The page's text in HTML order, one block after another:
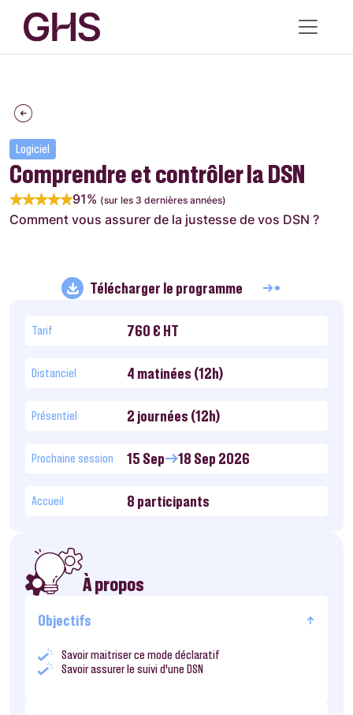
Logiciel
Comprendre et contrôler la DSN
91% (sur les 3 dernières années)
Comment vous assurer de la justesse de vos DSN ?
Télécharger le programme
Tarif 760 € HT
Distanciel 4 matinées (12h)
Présentiel 2 journées (12h)
Prochaine session 15 Sep 18 Sep 2026
Accueil 8 participants
À propos
Objectifs
Savoir maitriser ce mode déclaratif
Savoir assurer le suivi d’une DSN